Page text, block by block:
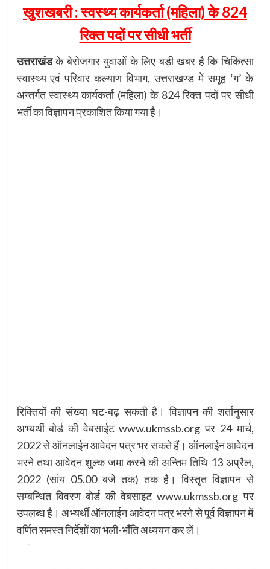
खुशखबरी : स्वस्थ्य कार्यकर्ता (महिला) के 824
रिक्त पदों पर सीधी भर्ती
उत्तराखंडके बेरोजगार युवाओं के लिए बड़ी खबर है कि चिकित्सा
स्वास्थ्य एवं परिवार कल्याण विभाग, उत्तराखण्ड में समूह ‘ग’ के
अन्तर्गत स्वास्थ्य कार्यकर्ता (महिला) के 824 रिक्त पदों पर सीधी
भर्ती का विज्ञापन प्रकाशित किया गया है।
रिक्तियों की संख्या घट-बढ़ सकती है। विज्ञापन की शर्तानुसार
अभ्यर्थी बोर्ड की वेबसाईट www.ukmssb.org पर 24 मार्च,
2022 से ऑनलाईन आवेदन पत्र भर सकते हैं। ऑनलाईन आवेदन
भरने तथा आवेदन शुल्क जमा करने की अन्तिम तिथि 13 अप्रैल,
2022 (सांय 05.00 बजे तक) तक है। विस्तृत विज्ञापन से
सम्बन्धित विवरण बोर्ड की वेबसाइट www.ukmssb.org पर
उपलब्ध है। अभ्यर्थी ऑनलाईन आवेदन पत्र भरने से पूर्व विज्ञापन में
वर्णित समस्त निर्देशों का भली-भाँति अध्ययन कर लें।